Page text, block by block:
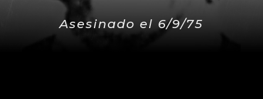
Asesinado el 6/9/75